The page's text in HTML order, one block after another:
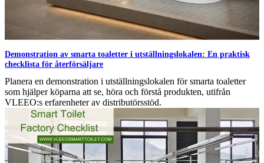
Demonstration av smarta toaletter i utställningslokalen: En praktisk
checklista för återförsäljare
Planera en demonstration i utställningslokalen för smarta toaletter
som hjälper köparna att se, höra och förstå produkten, utifrån
VLEEO:s erfarenheter av distributörsstöd.